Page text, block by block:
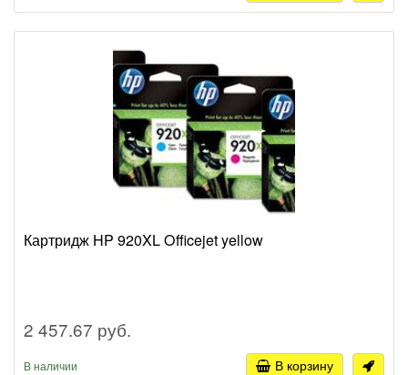
Картридж HP 920XL Officejet yellow
2 457.67 руб.
В наличии В корзину